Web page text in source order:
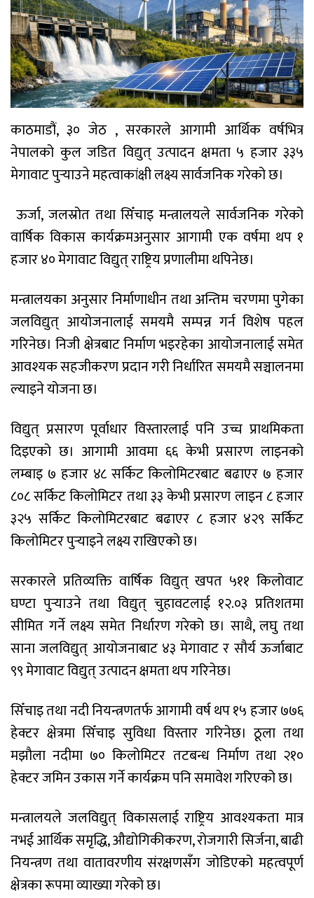
काठमाडौं, ३० जेठ , सरकारले आगामी आर्थिक वर्षभित्र
नेपालको कुल जडित विद्युत् उत्पादन क्षमता ५ हजार ३३५
मेगावाट पुर्‍याउने महत्वाकांक्षी लक्ष्य सार्वजनिक गरेको छ।
ऊर्जा, जलस्रोत तथा सिँचाइ मन्त्रालयले सार्वजनिक गरेको
वार्षिक विकास कार्यक्रमअनुसार आगामी एक वर्षमा थप १
हजार ४० मेगावाट विद्युत् राष्ट्रिय प्रणालीमा थपिनेछ।
मन्त्रालयका अनुसार निर्माणाधीन तथा अन्तिम चरणमा पुगेका
जलविद्युत् आयोजनालाई समयमै सम्पन्न गर्न विशेष पहल
गरिनेछ। निजी क्षेत्रबाट निर्माण भइरहेका आयोजनालाई समेत
आवश्यक सहजीकरण प्रदान गरी निर्धारित समयमै सञ्चालनमा
ल्याइने योजना छ।
विद्युत् प्रसारण पूर्वाधार विस्तारलाई पनि उच्च प्राथमिकता
दिइएको छ। आगामी आवमा ६६ केभी प्रसारण लाइनको
लम्बाइ ७ हजार ४८ सर्किट किलोमिटरबाट बढाएर ७ हजार
८०८ सर्किट किलोमिटर तथा ३३ केभी प्रसारण लाइन ८ हजार
३२५ सर्किट किलोमिटरबाट बढाएर ८ हजार ४२९ सर्किट
किलोमिटर पुर्‍याइने लक्ष्य राखिएको छ।
सरकारले प्रतिव्यक्ति वार्षिक विद्युत् खपत ५११ किलोवाट
घण्टा पुर्‍याउने तथा विद्युत् चुहावटलाई १२.०३ प्रतिशतमा
सीमित गर्ने लक्ष्य समेत निर्धारण गरेको छ। साथै, लघु तथा
साना जलविद्युत् आयोजनाबाट ४३ मेगावाट र सौर्य ऊर्जाबाट
९९ मेगावाट विद्युत् उत्पादन क्षमता थप गरिनेछ।
सिँचाइ तथा नदी नियन्त्रणतर्फ आगामी वर्ष थप १५ हजार ७७६
हेक्टर क्षेत्रमा सिँचाइ सुविधा विस्तार गरिनेछ। ठूला तथा
मझौला नदीमा ७० किलोमिटर तटबन्ध निर्माण तथा २१०
हेक्टर जमिन उकास गर्ने कार्यक्रम पनि समावेश गरिएको छ।
मन्त्रालयले जलविद्युत् विकासलाई राष्ट्रिय आवश्यकता मात्र
नभई आर्थिक समृद्धि, औद्योगिकीकरण, रोजगारी सिर्जना, बाढी
नियन्त्रण तथा वातावरणीय संरक्षणसँग जोडिएको महत्वपूर्ण
क्षेत्रका रूपमा व्याख्या गरेको छ।